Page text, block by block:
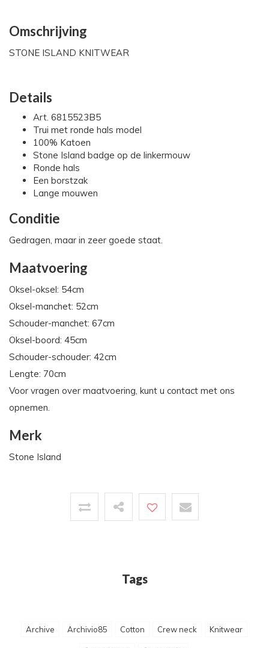
Omschrijving
STONE ISLAND KNITWEAR
Details
Art. 6815523B5
Trui met ronde hals model
100% Katoen
Stone Island badge op de linkermouw
Ronde hals
Een borstzak
Lange mouwen
Conditie
Gedragen, maar in zeer goede staat.
Maatvoering
Oksel-oksel: 54cm
Oksel-manchet: 52cm
Schouder-manchet: 67cm
Oksel-boord: 45cm
Schouder-schouder: 42cm
Lengte: 70cm
Voor vragen over maatvoering, kunt u contact met ons
opnemen.
Merk
Stone Island
Tags
Archive Archivio85 Cotton Crew neck Knitwear